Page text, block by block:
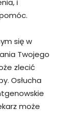
i
się w
Twojego
zlecić
Osłucha
może